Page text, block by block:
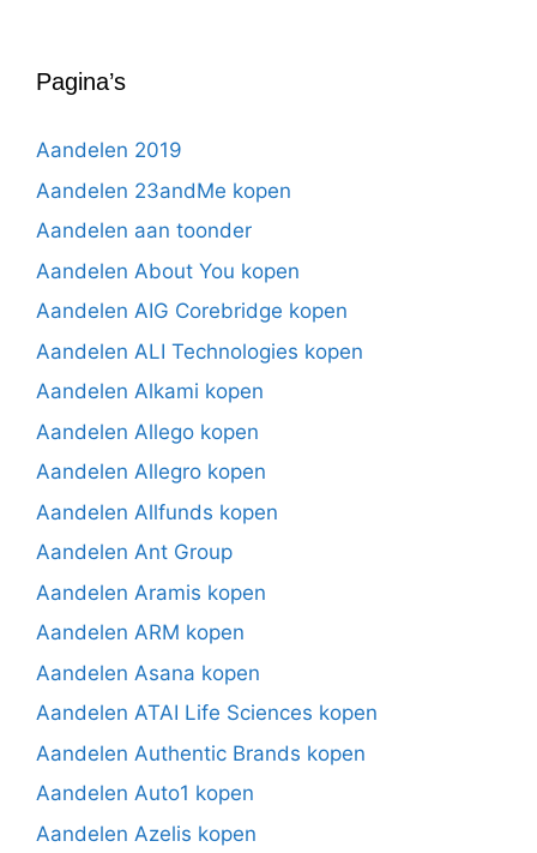
Pagina’s
Aandelen 2019
Aandelen 23andMe kopen
Aandelen aan toonder
Aandelen About You kopen
Aandelen AIG Corebridge kopen
Aandelen ALI Technologies kopen
Aandelen Alkami kopen
Aandelen Allego kopen
Aandelen Allegro kopen
Aandelen Allfunds kopen
Aandelen Ant Group
Aandelen Aramis kopen
Aandelen ARM kopen
Aandelen Asana kopen
Aandelen ATAI Life Sciences kopen
Aandelen Authentic Brands kopen
Aandelen Auto1 kopen
Aandelen Azelis kopen